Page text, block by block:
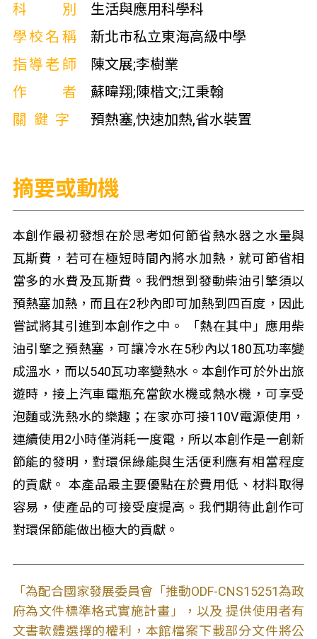
科別
生活與應用科學科
學校名稱
新北市私立東海高級中學
指導老師
陳文展;李樹業
作者
蘇暐翔;陳楷文;江秉翰
關鍵字
預熱塞,快速加熱,省水裝置
摘要或動機
本創作最初發想在於思考如何節省熱水器之水量與
瓦斯費，若可在極短時間內將水加熱，就可節省相
當多的水費及瓦斯費。我們想到發動柴油引擎須以
預熱塞加熱，而且在2秒內即可加熱到四百度，因此
嘗試將其引進到本創作之中。 「熱在其中」應用柴
油引擎之預熱塞，可讓冷水在5秒內以180瓦功率變
成溫水，而以540瓦功率變熱水。本創作可於外出旅
遊時，接上汽車電瓶充當飲水機或熱水機，可享受
泡麵或洗熱水的樂趣；在家亦可接110V電源使用，
連續使用2小時僅消耗一度電，所以本創作是一創新
節能的發明，對環保綠能與生活便利應有相當程度
的貢獻。 本產品最主要優點在於費用低、材料取得
容易，使產品的可接受度提高。我們期待此創作可
對環保節能做出極大的貢獻。
「為配合國家發展委員會「推動ODF-CNS15251為政
府為文件標準格式實施計畫」，以及 提供使用者有
文書軟體選擇的權利，本館檔案下載部分文件將公